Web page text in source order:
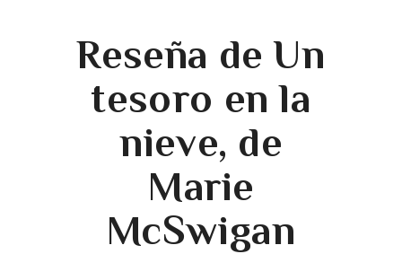
Reseña de Un
tesoro en la
nieve, de
Marie
McSwigan